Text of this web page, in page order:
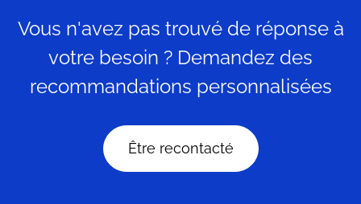
Vous n'avez pas trouvé de réponse à
votre besoin ? Demandez des
recommandations personnalisées
Être recontacté